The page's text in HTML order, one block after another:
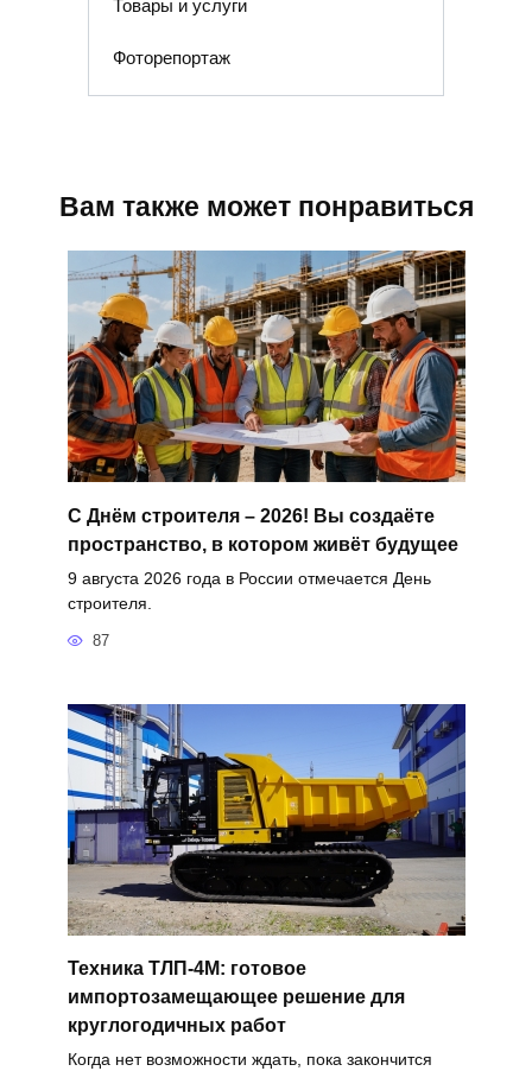
Товары и услуги
Фоторепортаж
Вам также может понравиться
С Днём строителя – 2026! Вы создаёте
пространство, в котором живёт будущее
9 августа 2026 года в России отмечается День
строителя.
87
Техника ТЛП-4М: готовое
импортозамещающее решение для
круглогодичных работ
Когда нет возможности ждать, пока закончится